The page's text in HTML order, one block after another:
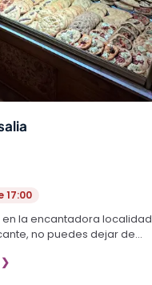
17:00
en la encantadora localidad
no puedes dejar de
❯